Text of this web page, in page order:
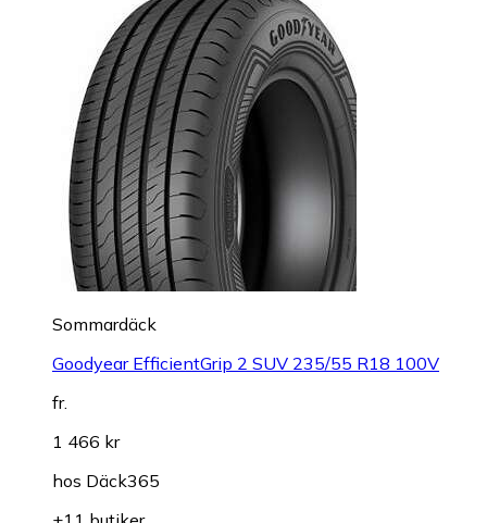
Sommardäck
Goodyear EfficientGrip 2 SUV 235/55 R18 100V
fr.
1 466 kr
hos Däck365